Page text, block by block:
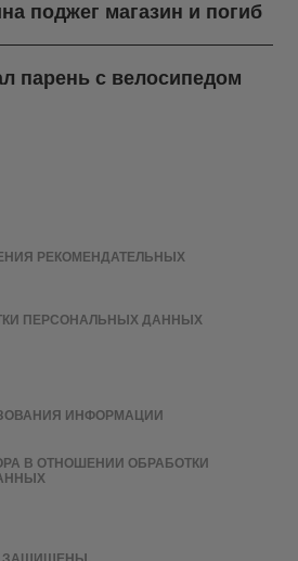
поджег магазин и погиб
парень с велосипедом
РЕКОМЕНДАТЕЛЬНЫХ
ПЕРСОНАЛЬНЫХ ДАННЫХ
ИНФОРМАЦИИ
В ОТНОШЕНИИ ОБРАБОТКИ